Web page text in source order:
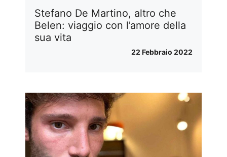
Stefano De Martino, altro che
Belen: viaggio con l’amore della
sua vita
22 Febbraio 2022